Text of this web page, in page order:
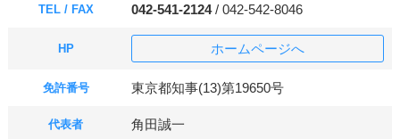
TEL / FAX 042-541-2124/ 042-542-8046
HP ホームページへ
免許番号 東京都知事(13)第19650号
代表者 角田誠一